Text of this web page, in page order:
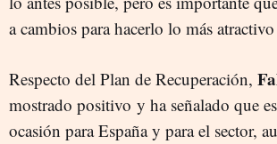
a cambios para hacerlo lo más
Respecto del Plan de Recuperación,
mostrado positivo y ha señalado que
ocasión para España y para el sector,